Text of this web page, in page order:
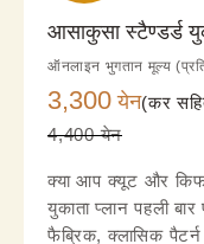
आसाकुसा स्टैण्डर्ड
ऑनलाइन भुगतान मूल्य
3,300 येन(कर
4,400 येन
क्या आप क्यूट और
युकाता प्लान पहली
फैब्रिक, क्लासिक